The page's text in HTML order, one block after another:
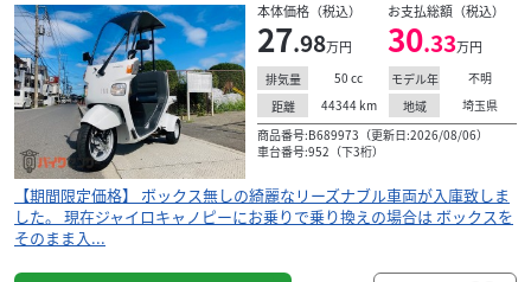
本体価格（税込）
27.98万円
お支払総額（税込）
30.33万円
排気量 50 cc モデル年
不明
距離
44344 km 地域
埼玉県
商品番号:B689973（更新日:2026/08/06）
車台番号:952（下3桁）
【期間限定価格】 ボックス無しの綺麗なリーズナブル車両が入庫致しま
した。 現在ジャイロキャノピーにお乗りで乗り換えの場合は ボックスを
そのまま入...